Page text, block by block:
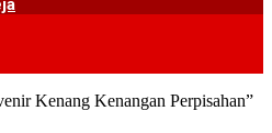
Kenang Kenangan Perpisahan”